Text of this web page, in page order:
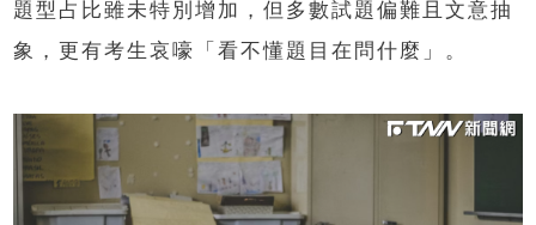
題型占比雖未特別增加，但多數試題偏難且文意抽
象，更有考生哀嚎「看不懂題目在問什麼」。